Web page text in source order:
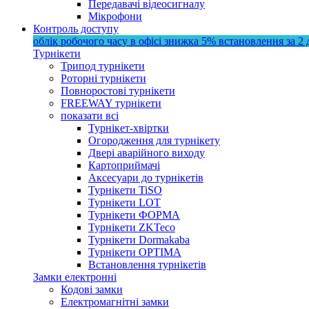
Передавачі відеосигналу
Мікрофони
Контроль доступу
облік робочого часу в офісі знижка 5% встановлення за 2
Турнікети
Трипод турнікети
Роторні турнікети
Повноростові турнікети
FREEWAY турнікети
показати всі
Турнікет-хвіртки
Огородження для турнікету
Двері аварійного виходу
Картоприймачі
Аксесуари до турнікетів
Турнікети TiSO
Турнікети LOT
Турнікети ФОРМА
Турнікети ZKTeco
Турнікети Dormakaba
Турнікети OPTIMA
Встановлення турнікетів
Замки електронні
Кодові замки
Електромагнітні замки